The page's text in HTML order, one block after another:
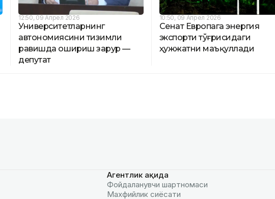
12:50, 09 Апрел 2026
Университетларнинг
автономиясини тизимли
равишда ошириш зарур —
депутат
10:50, 09 Апрел 2026
Сенат Европага энергия
экспорти тўғрисидаги
ҳужжатни маъқуллади
Агентлик ҳақида
Фойдаланувчи шартномаси
Махфийлик сиёсати